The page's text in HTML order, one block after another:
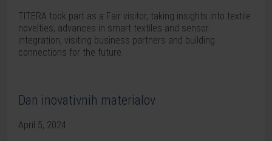
TITERA took part as a Fair visitor, taking insights into textile
novelties, advances in smart textiles and sensor
integration, visiting business partners and building
connections for the future.
Dan inovativnih materialov
April 5, 2024